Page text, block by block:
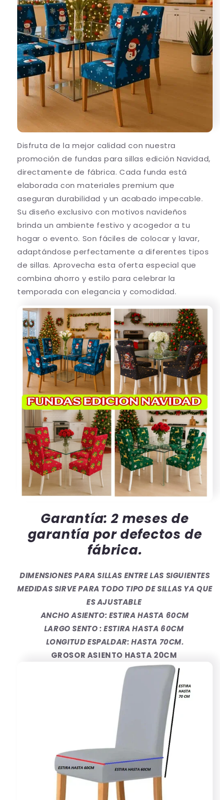
Disfruta de la mejor calidad con nuestra
promoción de fundas para sillas edición Navidad,
directamente de fábrica. Cada funda está
elaborada con materiales premium que
aseguran durabilidad y un acabado impecable.
Su diseño exclusivo con motivos navideños
brinda un ambiente festivo y acogedor a tu
hogar o evento. Son fáciles de colocar y lavar,
adaptándose perfectamente a diferentes tipos
de sillas. Aprovecha esta oferta especial que
combina ahorro y estilo para celebrar la
temporada con elegancia y comodidad.
Garantía: 2 meses de
garantía por defectos de
fábrica.
DIMENSIONES PARA SILLAS ENTRE LAS SIGUIENTES
MEDIDAS SIRVE PARA TODO TIPO DE SILLAS YA QUE
ES AJUSTABLE
ANCHO ASIENTO: ESTIRA HASTA 60CM
LARGO SENTO : ESTIRA HASTA 60CM
LONGITUD ESPALDAR: HASTA 70CM.
GROSOR ASIENTO HASTA 20CM